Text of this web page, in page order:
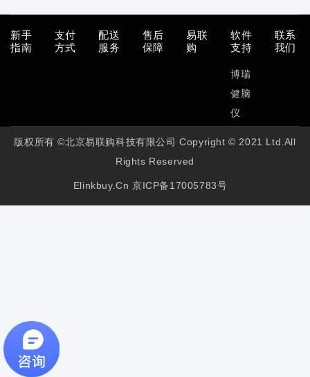
新手
指南
支付
方式
配送
服务
售后
保障
易联
购
软件
支持
博瑞
健脑
仪
联系
我们
版权所有 ©北京易联购科技有限公司 Copyright © 2021 Ltd.All
Rights Reserved
Elinkbuy.cn 京ICP备17005783号